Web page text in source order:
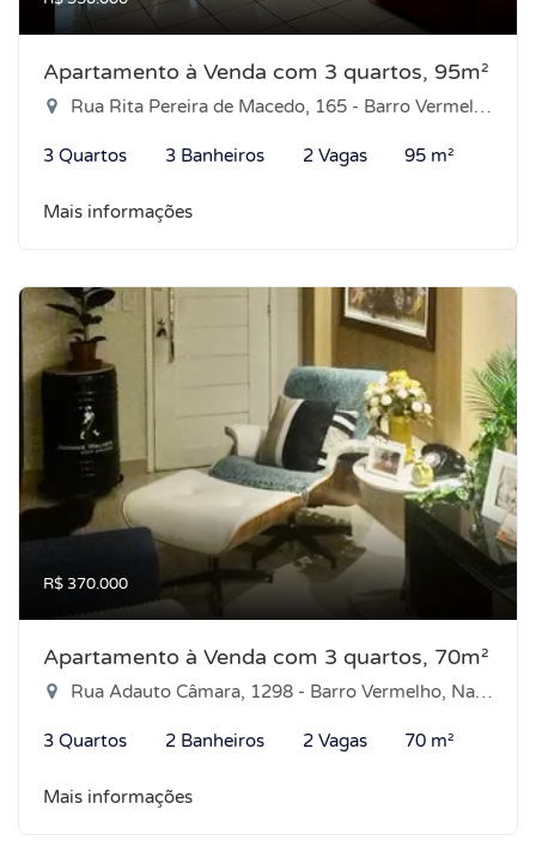
Apartamento à Venda com 3 quartos, 95m²
Rua Rita Pereira de Macedo, 165 - Barro Vermelho, Natal-RN
3 Quartos 3 Banheiros 2 Vagas 95 m²
Mais informações
R$ 370.000
Apartamento à Venda com 3 quartos, 70m²
Rua Adauto Câmara, 1298 - Barro Vermelho, Natal-RN
3 Quartos 2 Banheiros 2 Vagas 70 m²
Mais informações